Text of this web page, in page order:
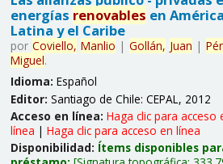
energías renovables en América
Latina y el Caribe
por Coviello, Manlio | Gollán, Juan |
Miguel.
Idioma: Español
Editor: Santiago de Chile: CEPAL, 2012
Acceso en línea: Haga clic para acceso
línea | Haga clic para acceso en línea
Disponibilidad: Ítems disponibles